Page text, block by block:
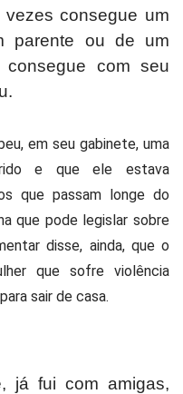
consegue um
parente ou de um
com seu
em seu gabinete, uma
e que ele estava
que passam longe do
que pode legislar sobre
disse, ainda, que o
que sofre violência
sair de casa.
já fui com amigas,